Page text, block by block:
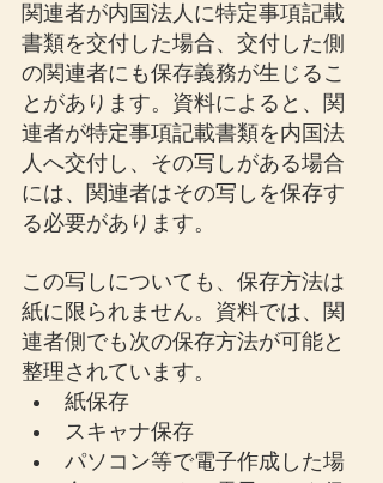
関連者が内国法人に特定事項記載
書類を交付した場合、交付した側
の関連者にも保存義務が生じるこ
とがあります。資料によると、関
連者が特定事項記載書類を内国法
人へ交付し、その写しがある場合
には、関連者はその写しを保存す
る必要があります。
この写しについても、保存方法は
紙に限られません。資料では、関
連者側でも次の保存方法が可能と
整理されています。
紙保存
スキャナ保存
パソコン等で電子作成した場